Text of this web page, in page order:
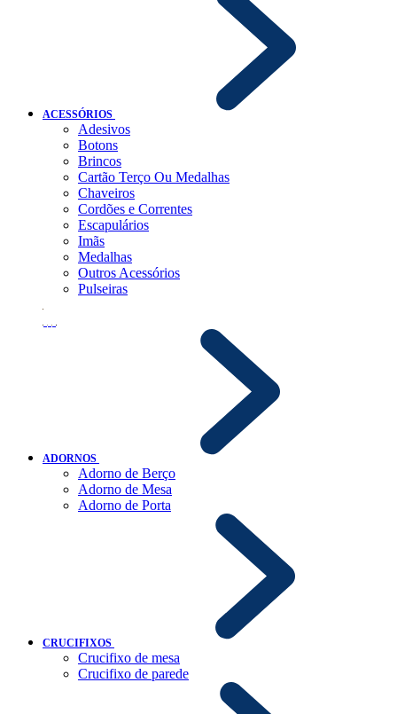
ACESSÓRIOS
Adesivos
Botons
Brincos
Cartão Terço Ou Medalhas
Chaveiros
Cordões e Correntes
Escapulários
Imãs
Medalhas
Outros Acessórios
Pulseiras
ADORNOS
Adorno de Berço
Adorno de Mesa
Adorno de Porta
CRUCIFIXOS
Crucifixo de mesa
Crucifixo de parede